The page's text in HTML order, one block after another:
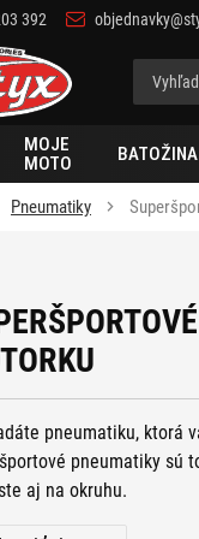
392
MOJE
MOTO
BATOŽINA
Pneumatiky
pneumatiku, ktorá
pneumatiky sú
aj na okruhu.